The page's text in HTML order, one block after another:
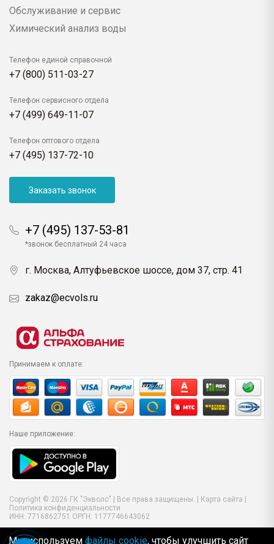
Обслуживание и сервис
Химический анализ воды
Телефон единой справочной
+7 (800) 511-03-27
Телефон сервисного отдела
+7 (499) 649-11-07
Телефон оптового отдела
+7 (495) 137-72-10
Заказать звонок
+7 (495) 137-53-81
*звонок бесплатный 24 часа
г. Москва, Алтуфьевское шоссе, дом 37, стр. 41
zakaz@ecvols.ru
Принимаем к оплате:
Наше приложение:
Copyright © 2026 ГК "Экволс" | Все права защищены. | Карта сайта
Политика конфиденциальности
ИНН: 7716862751 ОРГН: 1177746643062
Мы используем файлы cookie, чтобы улучшить сайт